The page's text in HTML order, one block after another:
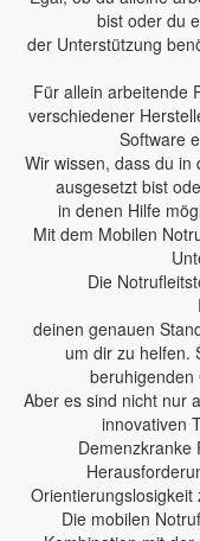
bist oder du
der Unterstützung
Für allein arbeitende
verschiedener
Software
Wir wissen, dass du in
ausgesetzt bist
in denen Hilfe
Mit dem Mobilen
Die
deinen genauen
um dir zu helfen.
beruhigenden
Aber es sind nicht nur
innovativen
Demenzkranke
Die mobilen